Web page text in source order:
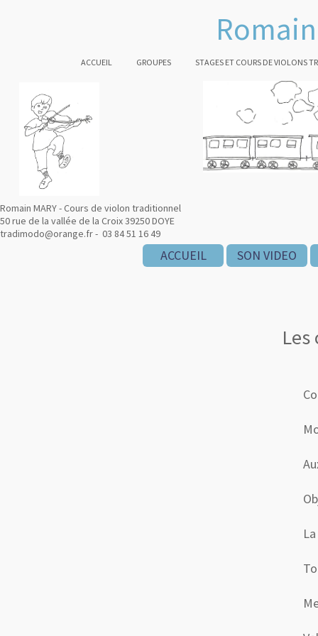
ACCUEIL GROUPES STAGES ET COURS DE VIOLONS
Romain MARY - Cours de violon traditionnel
50 rue de la vallée de la Croix 39250 DOYE
tradimodo@orange.fr - 03 84 51 16 49
ACCUEIL SON VIDEO
Les